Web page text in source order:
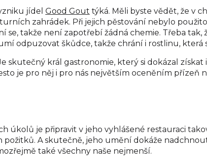
jídel Good Gout týká. Měli byste vědět, že v
zahrádek. Při jejich pěstování nebylo
takže není zapotřebí žádná chemie. Třeba tak,
odpuzovat škůdce, takže chrání i rostlinu, která
skutečný král gastronomie, který si dokázal
je pro něj i pro nás největším oceněním přízeň
úkolů je připravit v jeho vyhlášené restauraci
A skutečně, jeho umění dokáže
také všechny naše nejmenší.